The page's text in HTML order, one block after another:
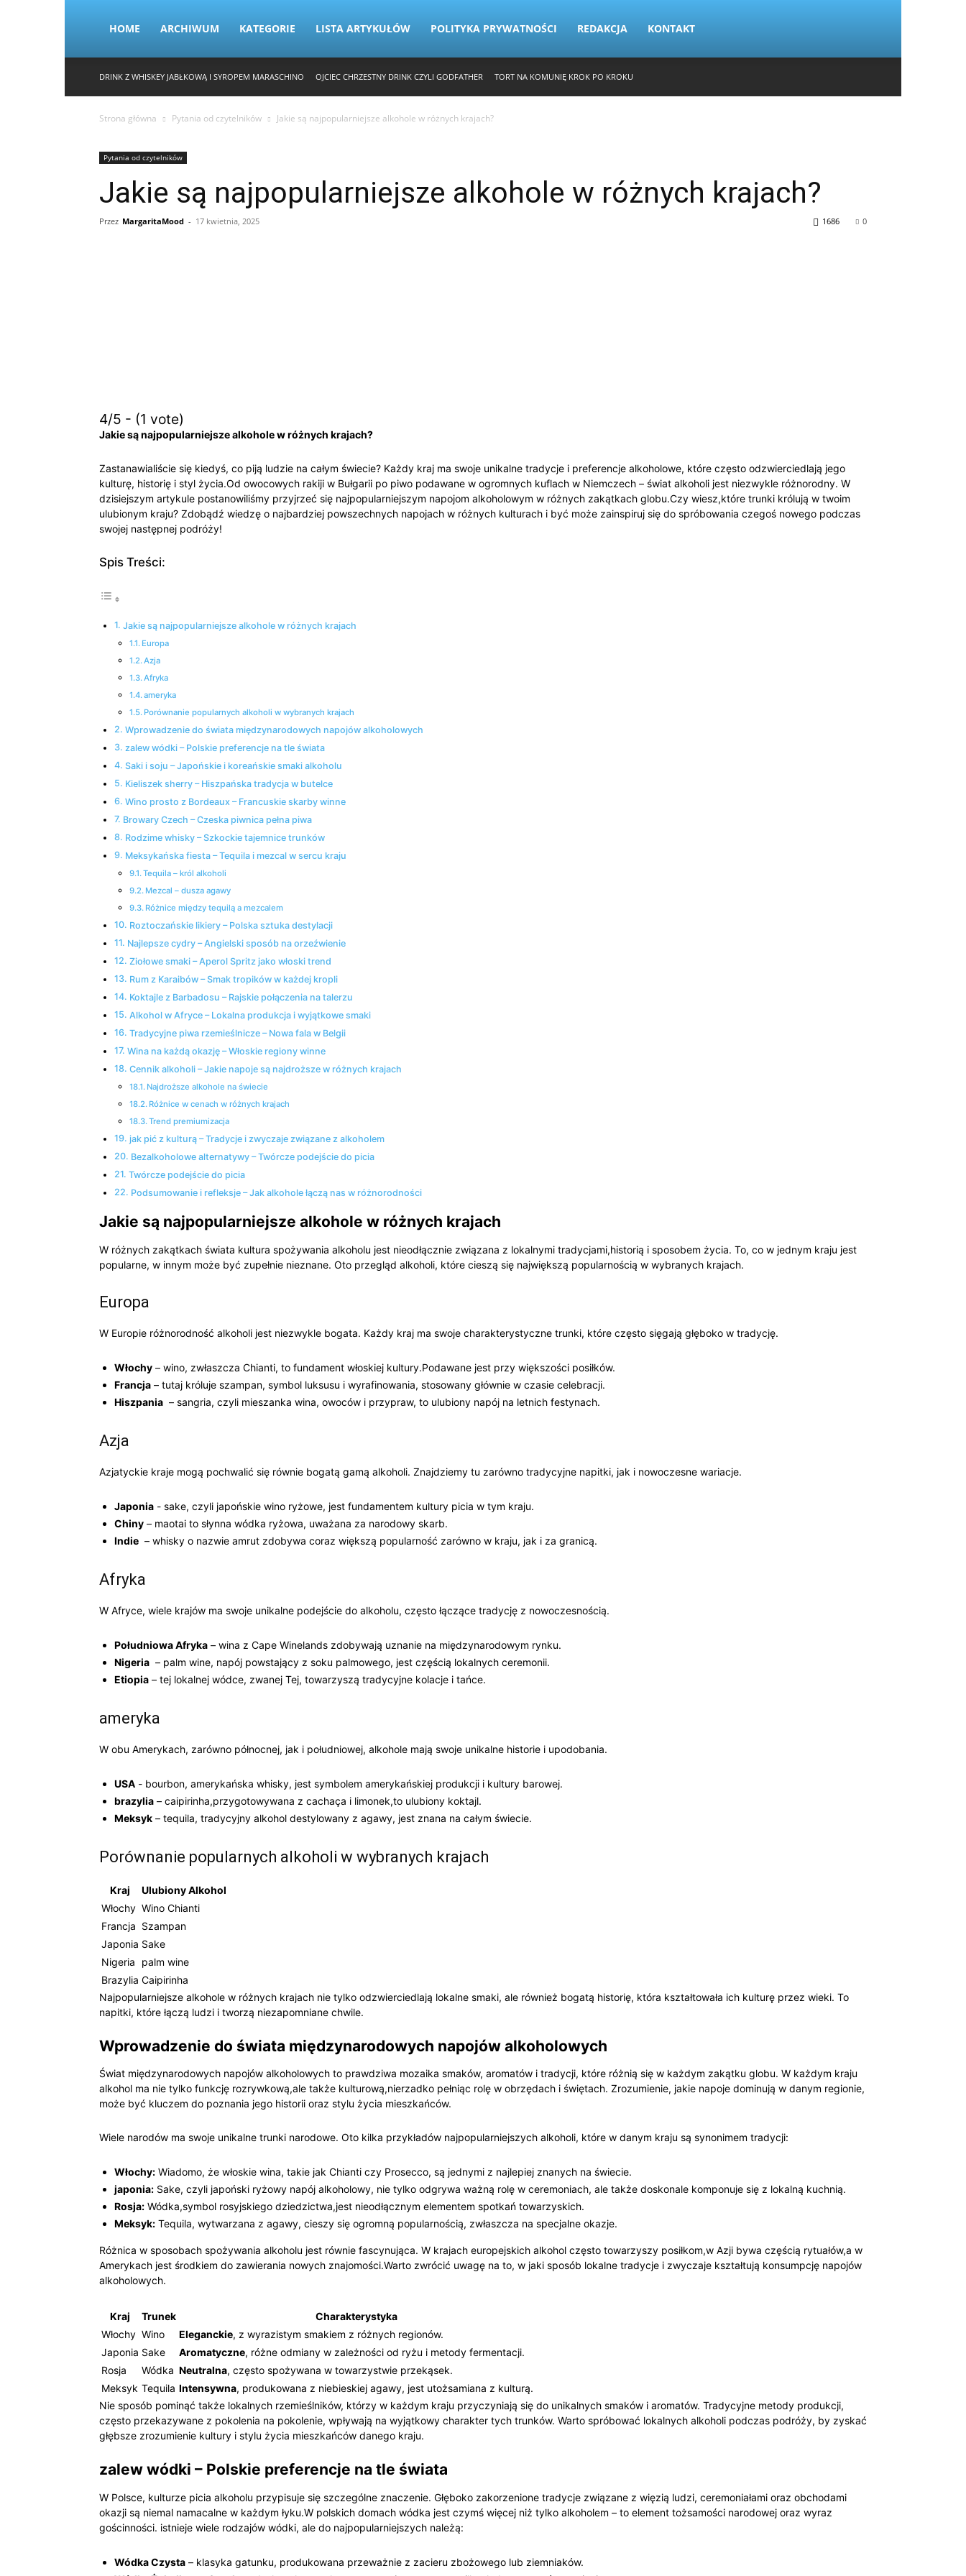
HOME ARCHIWUM KATEGORIE LISTA ARTYKUŁÓW POLITYKA PRYWATNOŚCI REDAKCJA KONTAKT
DRINK Z WHISKEY JABŁKOWĄ I SYROPEM MARASCHINO OJCIEC CHRZESTNY DRINK CZYLI GODFATHER TORT NA KOMUNIĘ KROK PO KROKU
Strona główna Pytania od czytelników Jakie są najpopularniejsze alkohole w różnych krajach?
Pytania od czytelników
Jakie są najpopularniejsze alkohole w różnych krajach?
Przez MargaritaMood - 17 kwietnia, 2025 0
1686
4/5 - (1 vote)
Jakie⁢ są najpopularniejsze alkohole ‍w różnych krajach?
Zastanawialiście się kiedyś, co ‍piją ludzie na całym świecie? Każdy‌ kraj ma swoje unikalne ⁢tradycje i preferencje alkoholowe, które często odzwierciedlają jego⁢
kulturę, historię​ i⁣ styl‍ życia.Od owocowych rakiji w Bułgarii po piwo podawane w ogromnych ⁣kuflach w Niemczech – świat⁤ alkoholi jest niezwykle różnorodny.‌ W
dzisiejszym artykule postanowiliśmy przyjrzeć się najpopularniejszym napojom ⁣alkoholowym w różnych zakątkach globu.Czy wiesz,które trunki królują ‌w ⁣twoim
ulubionym kraju? Zdobądź wiedzę o najbardziej powszechnych napojach ⁢w różnych kulturach i być może zainspiruj się do spróbowania czegoś​ nowego ⁣podczas
swojej następnej podróży!
Spis Treści:
Jakie są‌ najpopularniejsze alkohole w różnych krajach
Europa
Azja
Afryka
ameryka
Porównanie popularnych alkoholi w wybranych krajach
Wprowadzenie do świata‌ międzynarodowych napojów alkoholowych
zalew wódki – Polskie⁤ preferencje na tle świata
Saki i‍ soju – Japońskie i koreańskie smaki alkoholu
Kieliszek sherry ⁣– Hiszpańska tradycja w butelce
Wino prosto z Bordeaux – Francuskie⁢ skarby winne
Browary Czech –‍ Czeska piwnica pełna piwa
Rodzime whisky – Szkockie tajemnice trunków
Meksykańska fiesta – Tequila i mezcal ⁤w sercu kraju
Tequila – król alkoholi
Mezcal – dusza agawy
Różnice między tequilą a ⁢mezcalem
Roztoczańskie likiery –⁤ Polska sztuka destylacji
Najlepsze cydry – Angielski sposób na orzeźwienie
Ziołowe smaki – Aperol Spritz jako włoski trend
Rum ‌z Karaibów – Smak⁢ tropików w każdej kropli
Koktajle z Barbadosu –‌ Rajskie połączenia na talerzu
Alkohol w Afryce ‍– ‍Lokalna produkcja i wyjątkowe smaki
Tradycyjne⁢ piwa rzemieślnicze – Nowa‌ fala w Belgii
Wina na każdą okazję –⁢ Włoskie regiony winne
Cennik alkoholi⁢ – Jakie napoje są najdroższe w różnych krajach
Najdroższe alkohole na świecie
Różnice w cenach w różnych krajach
Trend premiumizacja
jak pić ⁢z kulturą⁤ – Tradycje i ⁢zwyczaje związane z alkoholem
Bezalkoholowe alternatywy – Twórcze podejście do picia
Twórcze podejście do picia
Podsumowanie i refleksje –⁣ Jak alkohole łączą nas⁢ w różnorodności
Jakie są‌ najpopularniejsze alkohole w różnych krajach
W różnych zakątkach świata kultura‌ spożywania⁢ alkoholu ⁢jest nieodłącznie związana z⁤ lokalnymi tradycjami,historią i sposobem życia. ⁢To, ‌co w jednym kraju jest
popularne, w innym może być zupełnie nieznane. Oto przegląd alkoholi, ‍które cieszą się największą popularnością w wybranych krajach.
Europa
W‌ Europie różnorodność alkoholi ‌jest⁢ niezwykle bogata. Każdy kraj ma‌ swoje charakterystyczne trunki, które często sięgają głęboko⁤ w tradycję.
Włochy – wino, zwłaszcza ⁣Chianti,⁣ to fundament ⁢włoskiej ​kultury.Podawane jest ⁤przy większości⁣ posiłków.
Francja – tutaj króluje szampan, symbol luksusu i ⁤wyrafinowania,​ stosowany ⁢głównie w czasie celebracji.
Hiszpania ⁣ – sangria, czyli mieszanka⁢ wina, owoców i przypraw, to ulubiony napój na letnich festynach.
Azja
Azjatyckie kraje mogą pochwalić się równie ⁢bogatą gamą alkoholi. ‌Znajdziemy tu zarówno tradycyjne napitki, jak i nowoczesne⁢ wariacje.
Japonia ‌- sake, czyli⁤ japońskie ⁤wino ryżowe, ⁤jest​ fundamentem kultury picia w tym kraju.
Chiny – maotai to słynna wódka ryżowa, uważana za narodowy skarb.
Indie ⁢ – whisky o nazwie amrut zdobywa coraz⁤ większą‌ popularność zarówno w ‍kraju, jak i za granicą.
Afryka
W​ Afryce, wiele krajów‍ ma swoje unikalne podejście‌ do alkoholu, często łączące tradycję z nowoczesnością.
Południowa Afryka – wina z Cape Winelands zdobywają ​uznanie na międzynarodowym rynku.
Nigeria ⁢ – ⁣palm wine, napój powstający z soku palmowego,‍ jest częścią lokalnych ceremonii.
Etiopia – tej lokalnej wódce, ⁣zwanej Tej, towarzyszą‌ tradycyjne⁣ kolacje i⁣ tańce.
ameryka
W​ obu Amerykach, zarówno ⁣północnej, jak i południowej, alkohole mają swoje unikalne historie i upodobania.
USA ‌- bourbon, amerykańska​ whisky, jest symbolem amerykańskiej produkcji ⁣i kultury barowej.
brazylia – caipirinha,przygotowywana z cachaça‍ i​ limonek,to ulubiony koktajl.
Meksyk – tequila, tradycyjny alkohol destylowany z agawy, ⁢jest znana na całym świecie.
Porównanie popularnych alkoholi w wybranych krajach
Kraj
Ulubiony ⁢Alkohol
Włochy Wino Chianti
Francja Szampan
Japonia Sake
Nigeria
palm wine
Brazylia Caipirinha
Najpopularniejsze alkohole w⁣ różnych krajach nie tylko odzwierciedlają lokalne smaki, ale również bogatą historię, która kształtowała ich kulturę przez wieki. To
napitki,⁣ które łączą ludzi i tworzą niezapomniane chwile.
Wprowadzenie do świata‌ międzynarodowych napojów alkoholowych
Świat międzynarodowych napojów alkoholowych to prawdziwa mozaika⁣ smaków, aromatów i tradycji,⁤ które różnią​ się w każdym zakątku ⁢globu. W każdym kraju
alkohol ‍ma nie tylko⁤ funkcję rozrywkową,ale⁤ także kulturową,nierzadko pełniąc rolę w obrzędach i świętach. Zrozumienie, jakie ‍napoje dominują w danym regionie,
może być kluczem do poznania jego historii ​oraz ⁣stylu życia mieszkańców.
Wiele narodów ma ⁣swoje unikalne trunki narodowe. Oto kilka ‍przykładów ⁢najpopularniejszych alkoholi, które w danym kraju są synonimem ‌tradycji:
Włochy: Wiadomo,‍ że włoskie wina, takie jak Chianti czy Prosecco, są jednymi ⁤z najlepiej znanych na świecie.
japonia: Sake, czyli japoński ryżowy ​napój ‌alkoholowy, nie tylko odgrywa ⁣ważną rolę​ w ceremoniach, ale także ⁤doskonale komponuje się z lokalną kuchnią.
Rosja: Wódka,symbol rosyjskiego​ dziedzictwa,jest nieodłącznym elementem spotkań towarzyskich.
Meksyk: Tequila, wytwarzana z⁤ agawy, ⁢cieszy się ogromną popularnością, zwłaszcza na specjalne okazje.
Różnica w sposobach ‍spożywania alkoholu jest równie fascynująca. W krajach‌ europejskich‌ alkohol często towarzyszy posiłkom,w Azji bywa częścią rytuałów,a ⁣w
Amerykach jest środkiem do zawierania nowych znajomości.Warto zwrócić uwagę na ⁢to, w jaki sposób lokalne tradycje i zwyczaje kształtują konsumpcję napojów
alkoholowych.
Kraj Trunek
Charakterystyka
Włochy Wino Eleganckie, z wyrazistym smakiem‍ z różnych regionów.
Japonia Sake Aromatyczne,⁣ różne odmiany w zależności od ryżu i ‍metody fermentacji.
Rosja
Wódka Neutralna, często spożywana w towarzystwie przekąsek.
Meksyk Tequila Intensywna, produkowana z niebieskiej agawy, jest utożsamiana‌ z kulturą.
Nie ⁤sposób‍ pominąć także lokalnych rzemieślników, którzy w każdym kraju przyczyniają się do unikalnych smaków i aromatów. Tradycyjne metody produkcji,
często przekazywane z pokolenia na pokolenie, wpływają na ⁣wyjątkowy charakter tych trunków. Warto spróbować lokalnych alkoholi podczas podróży, by zyskać⁤
głębsze⁢ zrozumienie kultury i stylu życia mieszkańców danego kraju.
zalew wódki – Polskie⁤ preferencje na tle świata
W Polsce, ⁢kulturze picia⁢ alkoholu przypisuje się‍ szczególne ‌znaczenie. Głęboko zakorzenione tradycje związane z więzią ludzi, ceremoniałami oraz‍ obchodami
okazji ⁣są ⁤niemal namacalne⁤ w⁤ każdym łyku.W polskich domach wódka ‍jest czymś więcej niż ⁤tylko alkoholem – to element ​tożsamości​ narodowej oraz wyraz
gościnności. istnieje wiele rodzajów wódki, ale do najpopularniejszych należą:
Wódka Czysta – klasyka gatunku, produkowana przeważnie z zacieru zbożowego lub ziemniaków.